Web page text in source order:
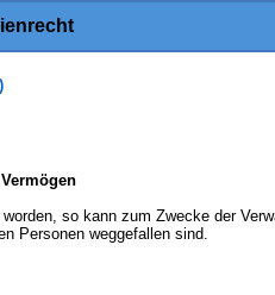
so kann zum Zwecke der
Personen weggefallen sind.